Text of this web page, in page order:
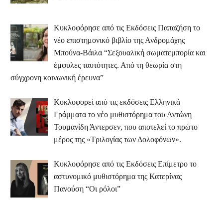
Κυκλοφόρησε από τις Εκδόσεις Παπαζήση το
νέο επιστημονικό βιβλίο της Ανδρομάχης
Μπούνα-Βάιλα “Σεξουαλική σωματεμπορία και
έμφυλες ταυτότητες. Από τη θεωρία στη
σύγχρονη κοινωνική έρευνα”
Κυκλοφορεί από τις εκδόσεις Ελληνικά
Γράμματα το νέο μυθιστόρημα του Αντώνη
Τουμανίδη Άντερσεν, που αποτελεί το πρώτο
μέρος της «Τριλογίας των Δολοφόνων».
Κυκλοφόρησε από τις Εκδόσεις Επίμετρο το
αστυνομικό μυθιστόρημα της Κατερίνας
Πανούση “Οι ρόλοι”